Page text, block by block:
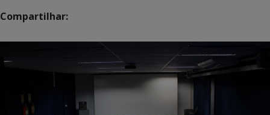
Compartilhar: